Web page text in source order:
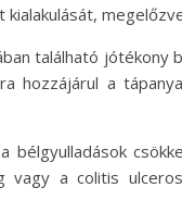
található
hozzájárul a
vagy a colitis